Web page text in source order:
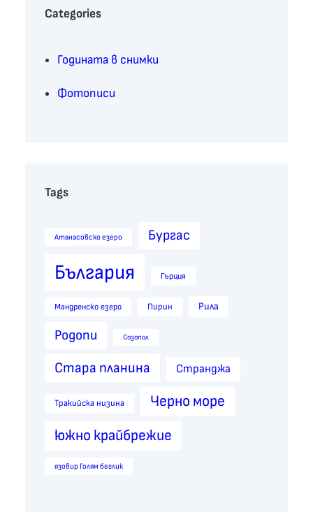
h
Categories
Годината в снимки
Фотописи
Tags
Атанасовско езеро Бургас
България Гърция
Мандренско езеро Пирин Рила
Родопи Созопол
Стара планина Странджа
Тракийска низина
Черно море
южно крайбрежие
язовир Голям беглик